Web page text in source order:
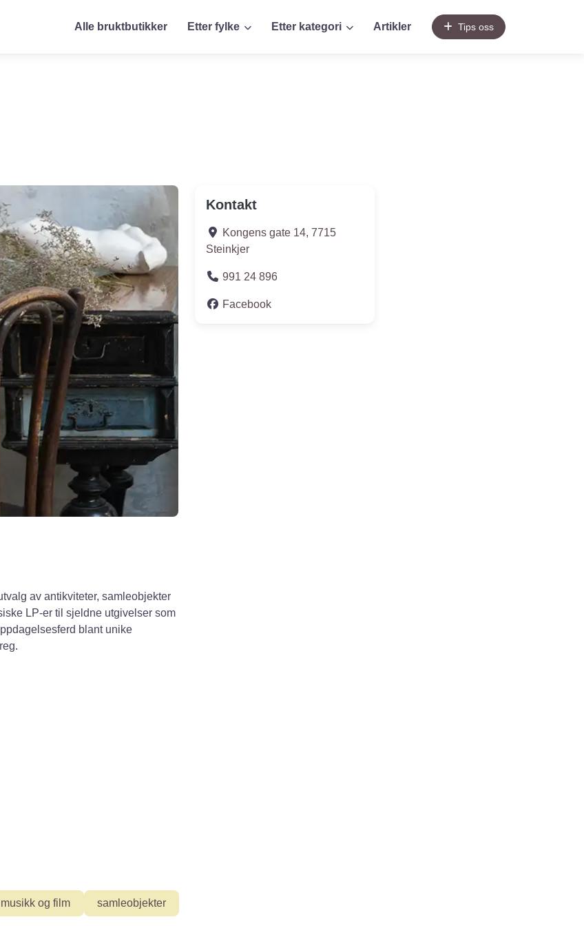
Alle bruktbutikker Etter fylke Etter kategori Artikler Tips oss
Kontakt
Kongens gate 14, 7715
Steinkjer
991 24 896
Facebook
av antikviteter, samleobjekter
LP-er til sjeldne utgivelser som
blant unike
musikk og film samleobjekter